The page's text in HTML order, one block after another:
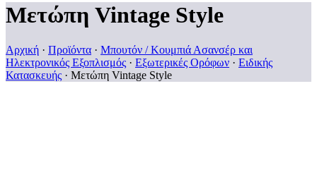
Μετώπη Vintage Style
Αρχική · Προϊόντα · Μπουτόν / Κουμπιά Ασανσέρ και
Ηλεκτρονικός Εξοπλισμός · Εξωτερικές Ορόφων · Ειδικής
Κατασκευής · Μετώπη Vintage Style